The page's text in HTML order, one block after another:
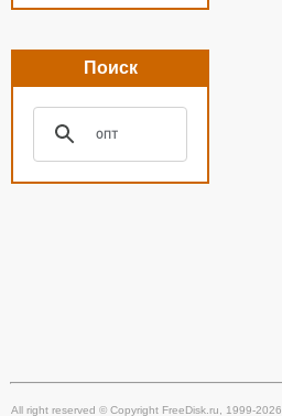
Поиск
All right reserved © Copyright FreeDisk.ru, 1999-2026